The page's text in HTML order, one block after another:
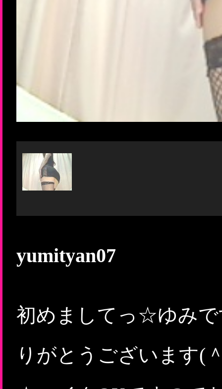
yumityan07
初めましてっ☆ゆみで
りがとうございます(